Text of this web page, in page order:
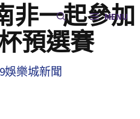
MENU
非一起參加
預選賽
娛樂城新聞